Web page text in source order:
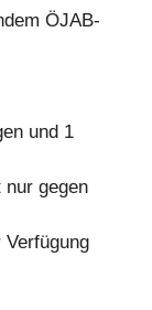
ÖJAB-
und 1
gegen